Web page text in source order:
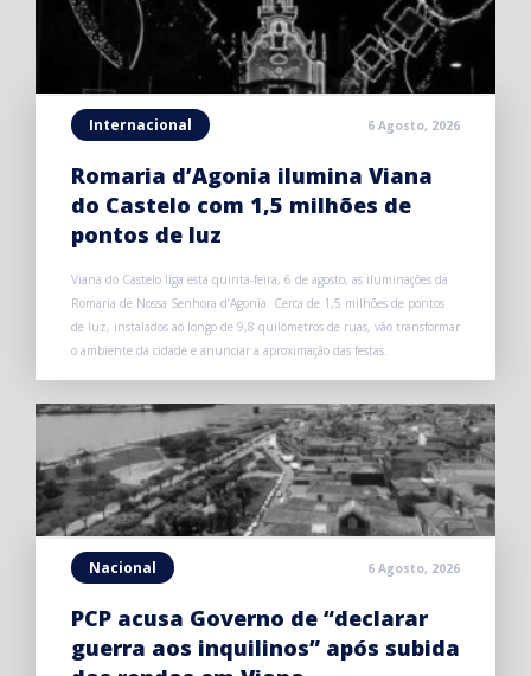
Internacional 6 Agosto, 2026
Romaria d’Agonia ilumina Viana
do Castelo com 1,5 milhões de
pontos de luz
Viana do Castelo liga esta quinta-feira, 6 de agosto, as iluminações da
Romaria de Nossa Senhora d’Agonia. Cerca de 1,5 milhões de pontos
de luz, instalados ao longo de 9,8 quilómetros de ruas, vão transformar
o ambiente da cidade e anunciar a aproximação das festas.
Nacional 6 Agosto, 2026
PCP acusa Governo de “declarar
guerra aos inquilinos” após subida